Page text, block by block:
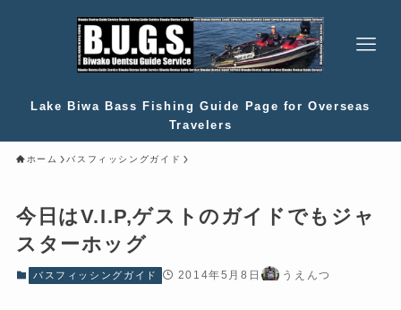
Lake Biwa Bass Fishing Guide Page for Overseas
Travelers
ホーム バスフィッシングガイド
今日はV.I.P,ゲストのガイドでもジャ
スターホッグ
バスフィッシングガイド 2014年5月8日 うえんつ